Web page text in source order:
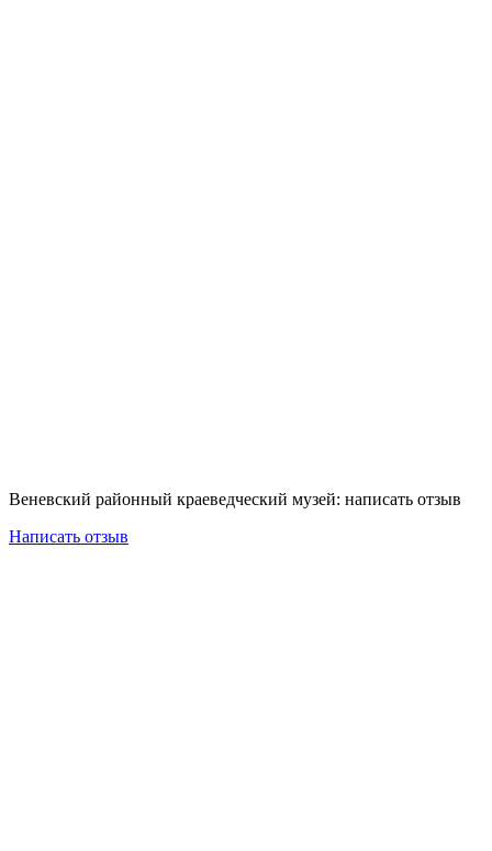
Веневский районный краеведческий музей: написать отзыв
Написать отзыв